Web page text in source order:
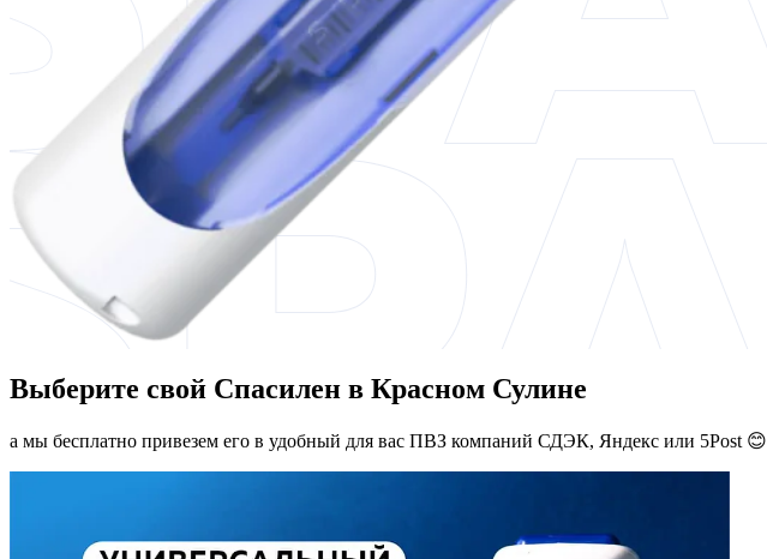
Выберите свой Спасилен в Красном Сулине
а мы бесплатно привезем его в удобный для вас ПВЗ компаний СДЭК, Яндекс или 5Post 😊